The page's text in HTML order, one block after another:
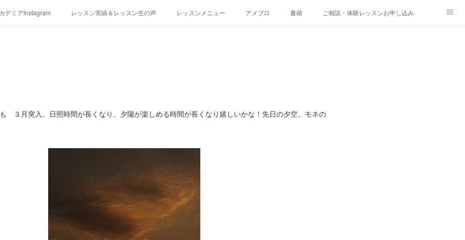
デミアInstagram レッスン実績＆レッスン生の声 レッスンメニュー アメブロ 書籍 ご相談・体験レッスンお申し込み
３月突入。日照時間が長くなり、夕陽が楽しめる時間が長くなり嬉しいかな！先日の夕空。モネの